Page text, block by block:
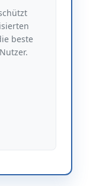
beste